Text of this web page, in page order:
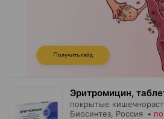
Эритромицин,
покрытые
Биосинтез , Россия •